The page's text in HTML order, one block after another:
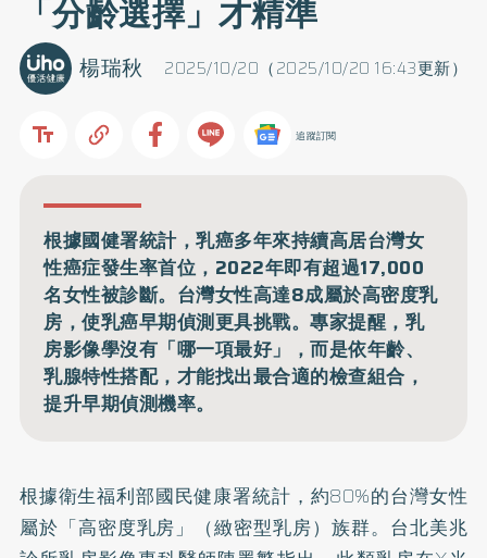
「分齡選擇」才精準
2025/10/20（2025/10/20 16:43更新）
楊瑞秋
追蹤訂閱
根據國健署統計，乳癌多年來持續高居台灣女
性癌症發生率首位，2022年即有超過17,000
名女性被診斷。台灣女性高達8成屬於高密度乳
房，使乳癌早期偵測更具挑戰。專家提醒，乳
房影像學沒有「哪一項最好」，而是依年齡、
乳腺特性搭配，才能找出最合適的檢查組合，
提升早期偵測機率。
根據衛生福利部國民健康署統計，約80%的台灣女性
屬於「高密度乳房」（緻密型乳房）族群。台北美兆